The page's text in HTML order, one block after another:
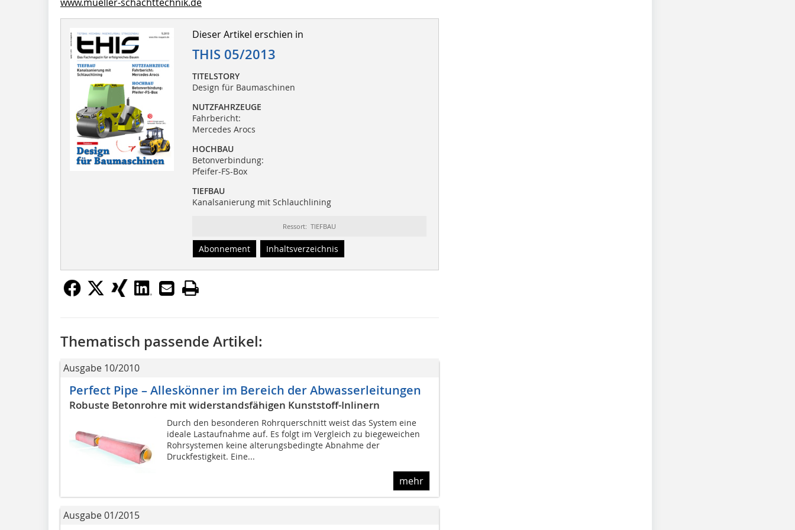
Dieser Artikel erschien in
THIS 05/2013
TITELSTORY
Design für Baumaschinen
NUTZFAHRZEUGE
Fahrbericht:
Mercedes Arocs
HOCHBAU
Betonverbindung:
Pfeifer-FS-Box
TIEFBAU
Kanalsanierung mit Schlauchlining
Ressort: TIEFBAU
Abonnement Inhaltsverzeichnis
Thematisch passende Artikel:
Ausgabe 10/2010
Perfect Pipe – Alleskönner im Bereich der Abwasserleitungen
Robuste Betonrohre mit widerstandsfähigen Kunststoff-Inlinern
Durch den besonderen Rohrquerschnitt weist das System eine
ideale Lastaufnahme auf. Es folgt im Vergleich zu biegeweichen
Rohrsystemen keine alterungsbedingte Abnahme der
Druckfestigkeit. Eine...
mehr
Ausgabe 01/2015